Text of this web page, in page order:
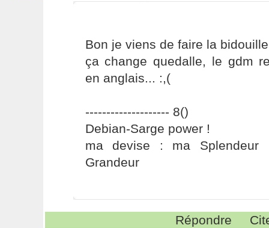
Bon je viens de faire la
ça change quedalle, le gdm
en anglais... :,(
-------------------- 8()
Debian-Sarge power !
ma devise : ma Splendeur
Grandeur
Répondre